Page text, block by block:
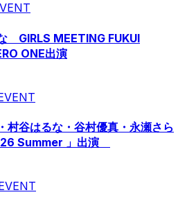
GIRLS MEETING FUKUI
ONE出演
村谷はるな・谷村優真・永瀬さら
Summer 」出演